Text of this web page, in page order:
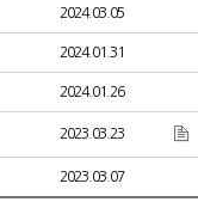
2024.03.05
2024.01.31
2024.01.26
2023.03.23
2023.03.07